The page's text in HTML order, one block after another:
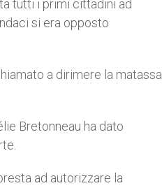
tutti i primi cittadini ad
si era opposto
a dirimere la matassa
Bretonneau ha dato
ad autorizzare la